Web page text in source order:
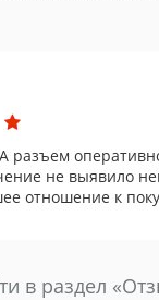
разъем
не выявило
отношение к
в раздел